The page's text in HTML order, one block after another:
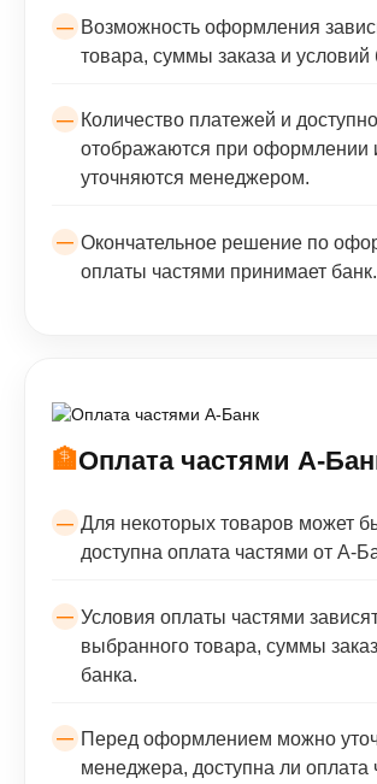
Возможность оформления
товара, суммы заказа и условий
Количество платежей и
отображаются при оформлении
уточняются менеджером.
Окончательное решение по
оплаты частями принимает банк.
🏦Оплата частями А-
Для некоторых товаров может
доступна оплата частями от А-
Условия оплаты частями
выбранного товара, суммы
банка.
Перед оформлением можно
менеджера, доступна ли оплата